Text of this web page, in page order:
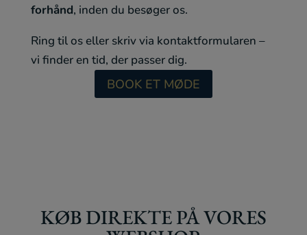
forhånd, inden du besøger os.
Ring til os eller skriv via kontaktformularen –
vi finder en tid, der passer dig.
BOOK ET MØDE
KØB DIREKTE PÅ VORES